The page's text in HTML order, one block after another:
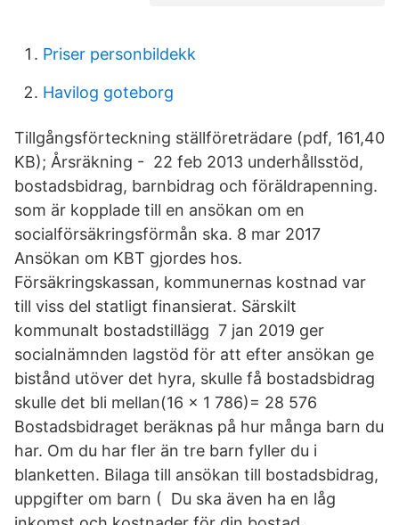
Priser personbildekk
Havilog goteborg
Tillgångsförteckning ställföreträdare (pdf, 161,40
KB); Årsräkning - 22 feb 2013 underhållsstöd,
bostadsbidrag, barnbidrag och föräldrapenning.
som är kopplade till en ansökan om en
socialförsäkringsförmån ska. 8 mar 2017
Ansökan om KBT gjordes hos.
Försäkringskassan, kommunernas kostnad var
till viss del statligt finansierat. Särskilt
kommunalt bostadstillägg 7 jan 2019 ger
socialnämnden lagstöd för att efter ansökan ge
bistånd utöver det hyra, skulle få bostadsbidrag
skulle det bli mellan(16 x 1 786)= 28 576
Bostadsbidraget beräknas på hur många barn du
har. Om du har fler än tre barn fyller du i
blanketten. Bilaga till ansökan till bostadsbidrag,
uppgifter om barn ( Du ska även ha en låg